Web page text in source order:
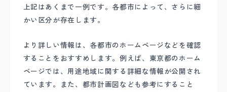
上記はあくまで一例です。各都市によって、さらに細
かい区分が存在します。
より詳しい情報は、各都市のホームページなどを確認
することをおすすめします。例えば、東京都のホーム
ページでは、用途地域に関する詳細な情報が公開され
ています。また、都市計画図なども参考にすること